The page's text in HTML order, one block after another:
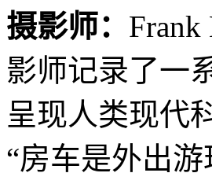
摄影师： Frank
影师记录了一
呈现人类现代
“房车是外出